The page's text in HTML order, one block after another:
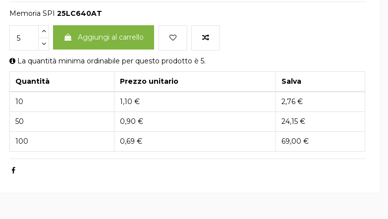
Memoria SPI 25LC640AT
Aggiungi al carrello
La quantità minima ordinabile per questo prodotto è 5.
Quantità Prezzo unitario Salva
10 1,10 € 2,76 €
50 0,90 € 24,15 €
100 0,69 € 69,00 €